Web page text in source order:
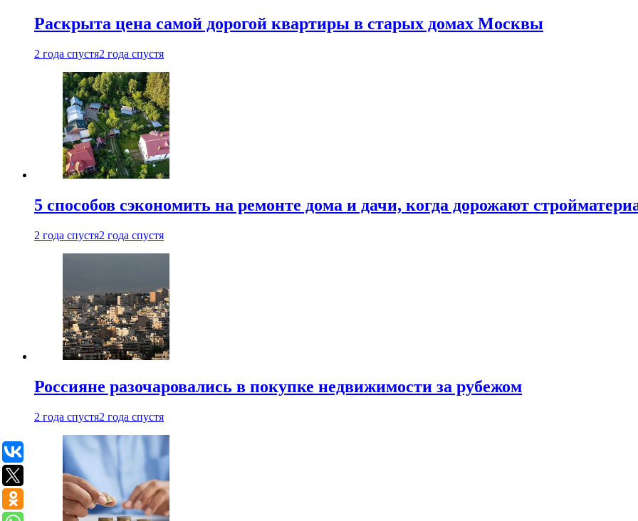
Раскрыта цена самой дорогой квартиры в старых домах Москвы
2 года спустя2 года спустя
5 способов сэкономить на ремонте дома и дачи, когда дорожают
2 года спустя2 года спустя
Россияне разочаровались в покупке недвижимости за рубежом
2 года спустя2 года спустя